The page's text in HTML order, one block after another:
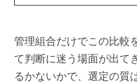
管理組合だけでこの比較
て判断に迷う場面が出て
るかないかで、選定の質